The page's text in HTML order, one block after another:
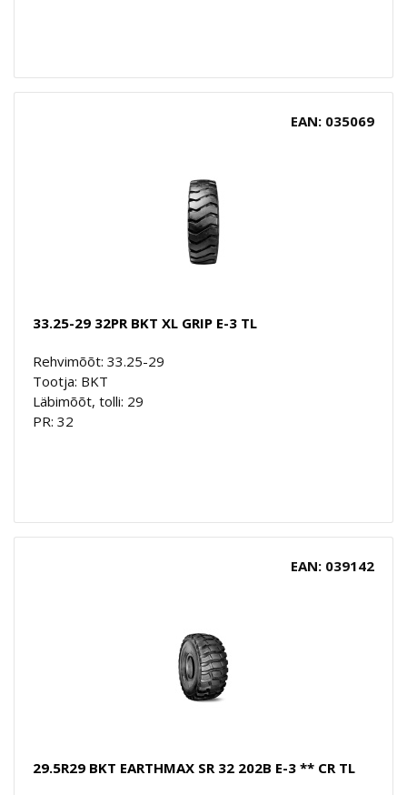
EAN: 035069
33.25-29 32PR BKT XL GRIP E-3 TL
Rehvimõõt: 33.25-29
Tootja: BKT
Läbimõõt, tolli: 29
PR: 32
EAN: 039142
29.5R29 BKT EARTHMAX SR 32 202B E-3 ** CR TL